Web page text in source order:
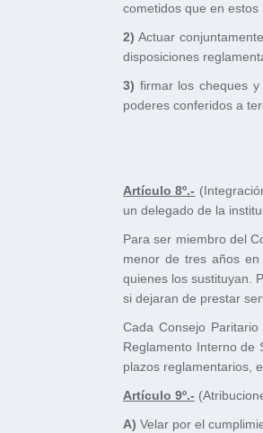
cometidos que en
2) Actuar
disposiciones
3) firmar los cheques
poderes conferidos a
Artículo 8º.-
un delegado de la
Para ser miembro del
menor de tres años
quienes los sustituyan.
si dejaran de prestar
Cada Consejo
Reglamento Interno de
plazos reglamentarios,
Artículo 9º.-
A) Velar por el